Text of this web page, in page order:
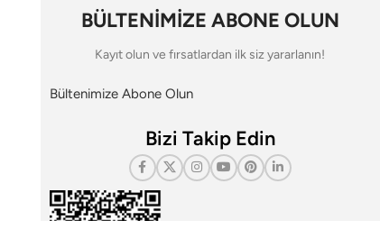
BÜLTENİMİZE ABONE OLUN
Kayıt olun ve fırsatlardan ilk siz yararlanın!
Bültenimize Abone Olun
Bizi Takip Edin